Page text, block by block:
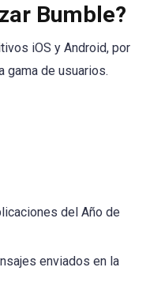
Bumble?
iOS y Android, por
gama de usuarios.
del Año de
enviados en la